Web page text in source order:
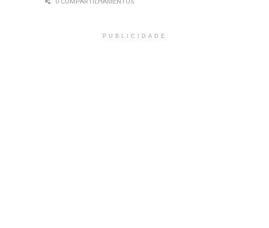
0 COMPARTILHAMENTOS
PUBLICIDADE